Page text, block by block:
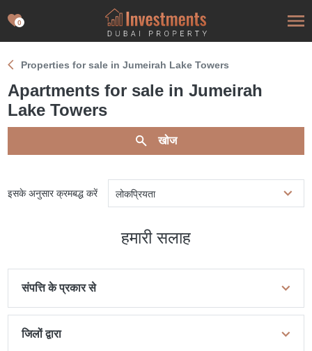
0
Properties for sale in Jumeirah Lake Towers
Apartments for sale in Jumeirah
Lake Towers
खोज
इसके अनुसार क्रमबद्ध करें लोकप्रियता
हमारी सलाह
संपत्ति के प्रकार से
जिलों द्वारा